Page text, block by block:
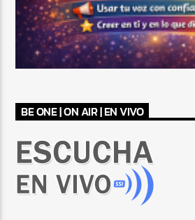
BE ONE | ON AIR | EN VIVO